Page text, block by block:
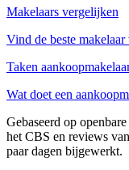
Makelaars vergelijken
Vind de beste
Taken
Wat doet een
Gebaseerd op
het CBS en reviews
paar dagen bijgewerkt.